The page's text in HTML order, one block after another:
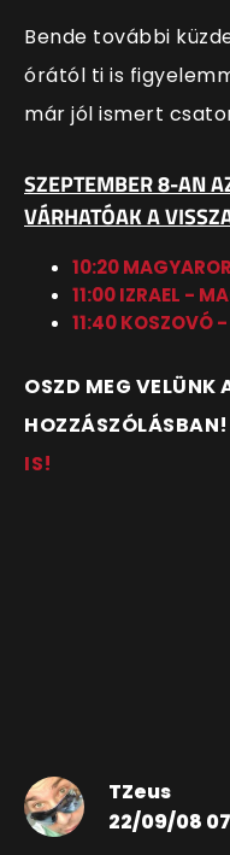
Bende további
órától ti is
már jól ismert
SZEPTEMBER 8-AN
VÁRHATÓAK A
10:20
11:00 IZRAEL -
11:40 KOSZOVÓ
OSZD MEG VELÜNK
HOZZÁSZÓLÁSBAN!
IS!
TZeus
22/09/08